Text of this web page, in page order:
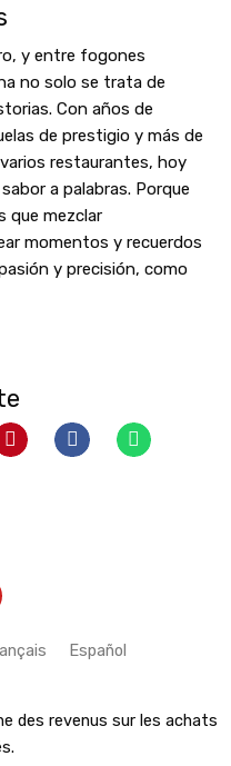
y entre fogones
no solo se trata de
Con años de
de prestigio y más de
restaurantes, hoy
a palabras. Porque
que mezclar
momentos y recuerdos
y precisión, como
Español
des revenus sur les achats